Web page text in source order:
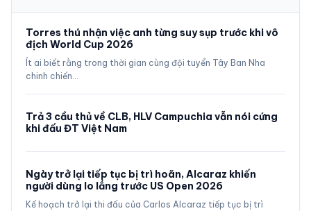
Torres thú nhận việc anh từng suy sụp trước khi vô
địch World Cup 2026
Ít ai biết rằng trong thời gian cùng đội tuyển Tây Ban Nha
chinh chiến…
Trả 3 cầu thủ về CLB, HLV Campuchia vẫn nói cứng
khi đấu ĐT Việt Nam
Ngày trở lại tiếp tục bị trì hoãn, Alcaraz khiến
người dùng lo lắng trước US Open 2026
Kế hoạch trở lại thi đấu của Carlos Alcaraz tiếp tục bị trì